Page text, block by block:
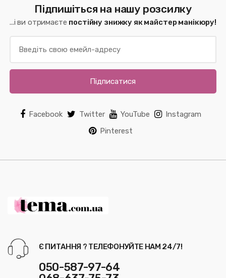
Підпишіться на нашу розсилку
...і ви отримаєте постійну знижку як майстер манікюру!
Підписатися
Facebook Twitter YouTube
Instagram
Pinterest
Є ПИТАННЯ ? ТЕЛЕФОНУЙТЕ НАМ 24/7!
050-587-97-64